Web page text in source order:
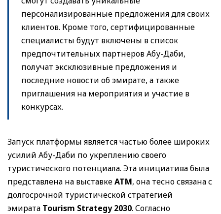
персонализированные предложения для своих
клиентов. Кроме того, сертифицированные
специалисты будут включены в список
предпочтительных партнеров Абу-Даби,
получат эксклюзивные предложения и
последние новости об эмирате, а также
приглашения на мероприятия и участие в
конкурсах.
Запуск платформы является частью более широких
усилий Абу-Даби по укреплению своего
туристического потенциала. Эта инициатива была
представлена на выставкеATM, она тесно связана с
долгосрочной туристической стратегией
эмирата Tourism Strategy 2030. Согласно